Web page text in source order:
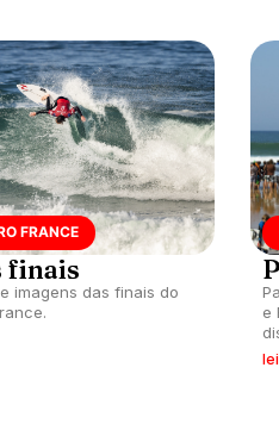
FRANCE
finais
imagens das finais do
e